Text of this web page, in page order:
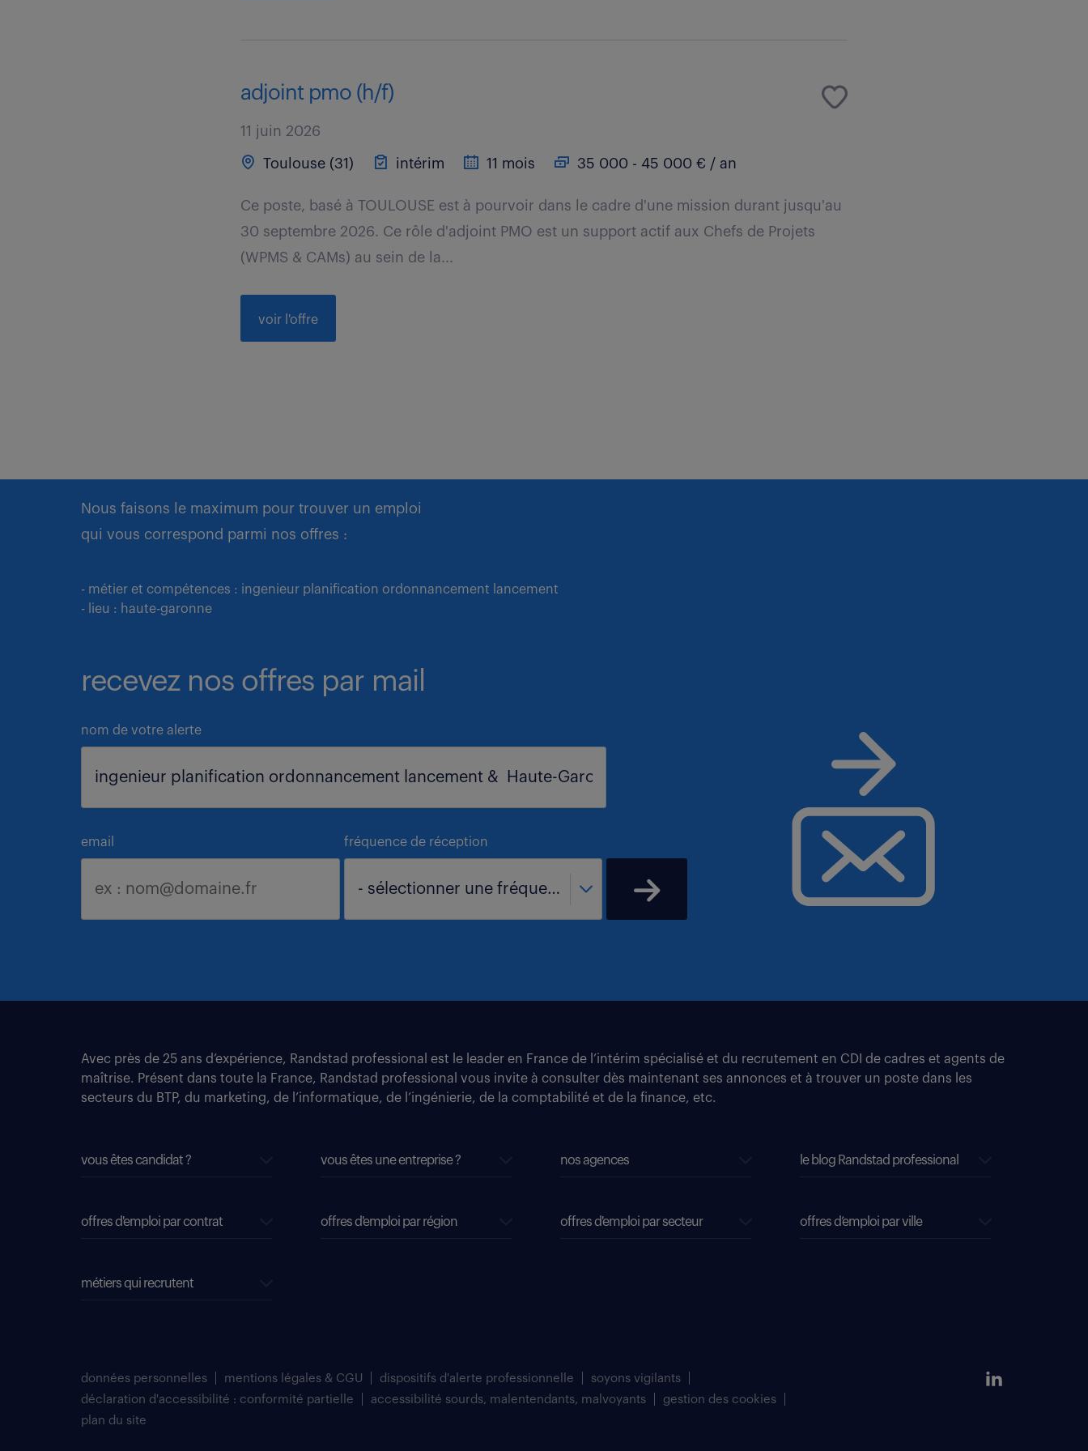
adjoint pmo (h/f)
11 juin 2026
Toulouse (31) intérim 11 mois 35 000 - 45 000 € / an
Ce poste, basé à TOULOUSE est à pourvoir dans le cadre d'une mission durant jusqu'au
30 septembre 2026. Ce rôle d'adjoint PMO est un support actif aux Chefs de Projets
(WPMS & CAMs) au sein de la...
voir l'offre
Nous faisons le maximum pour trouver un emploi
qui vous correspond parmi nos offres :
- métier et compétences : ingenieur planification ordonnancement lancement
- lieu : haute-garonne
recevez nos offres par mail
nom de votre alerte
email fréquence de réception
- sélectionner une fréquence -
Avec près de 25 ans d’expérience, Randstad professional est le leader en France de l’intérim spécialisé et du recrutement en CDI de cadres et agents de
maîtrise. Présent dans toute la France, Randstad professional vous invite à consulter dès maintenant ses annonces et à trouver un poste dans les
secteurs du BTP, du marketing, de l’informatique, de l’ingénierie, de la comptabilité et de la finance, etc.
vous êtes candidat ? vous êtes une entreprise ? nos agences le blog Randstad professional
offres d'emploi par contrat offres d'emploi par région offres d'emploi par secteur offres d’emploi par ville
métiers qui recrutent
données personnelles mentions légales & CGU dispositifs d'alerte professionnelle
soyons vigilants
déclaration d'accessibilité : conformité partielle
accessibilité sourds, malentendants, malvoyants
gestion des cookies
plan du site